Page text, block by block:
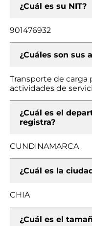
¿Cuál es su NIT?
901476932
¿Cuáles son sus
Transporte de carga
actividades de
¿Cuál es el
registra?
CUNDINAMARCA
¿Cuál es la
CHIA
¿Cuál es el